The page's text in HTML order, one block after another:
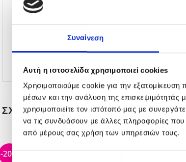
Συναίνεση
Αυτή η ιστοσελίδα χρησιμοποιεί cookies
Χρησιμοποιούμε cookie για την εξατομίκευση
μέσων και την ανάλυση της
χρησιμοποιείτε τον ιστότοπό μας με
να τις συνδυάσουν με άλλες πληροφορίες που
από μέρους σας χρήση των υπηρεσιών τους.
Επιλογή
Συμβουλές για την εφαρμογή:
Εφαρμόστε με το χέρι μια μικρή ποσότητα
Στυλιζάρετε και δώστε την επιθυμητή
ΣΧΕΤΙΚΆ ΠΡΟΪΌΝΤΑ
-20% -20%